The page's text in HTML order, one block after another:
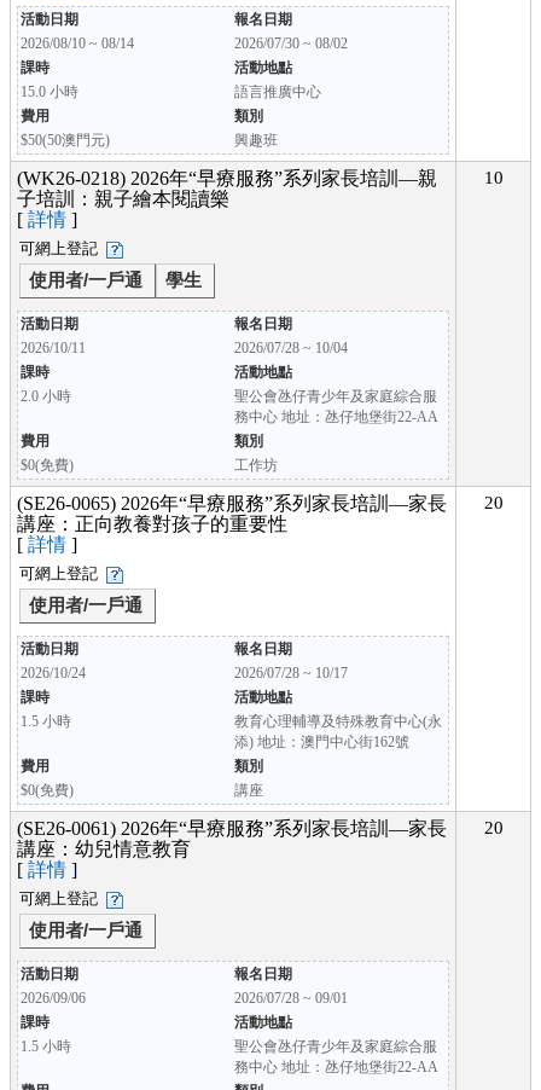
活動日期
報名日期
2026/08/10 ~ 08/14
2026/07/30 ~ 08/02
課時
活動地點
15.0 小時
語言推廣中心
費用
類別
$50(50澳門元)
興趣班
(WK26-0218) 2026年“早療服務”系列家長培訓—親
子培訓：親子繪本閱讀樂
[ 詳情 ]
可網上登記
使用者/一戶通 學生
活動日期
報名日期
2026/10/11
2026/07/28 ~ 10/04
課時
活動地點
2.0 小時
聖公會氹仔青少年及家庭綜合服
務中心 地址：氹仔地堡街22-AA
費用
類別
$0(免費)
工作坊
10
(SE26-0065) 2026年“早療服務”系列家長培訓—家長
講座：正向教養對孩子的重要性
[ 詳情 ]
可網上登記
使用者/一戶通
活動日期
報名日期
2026/10/24
2026/07/28 ~ 10/17
課時
活動地點
1.5 小時
教育心理輔導及特殊教育中心(永
添) 地址：澳門中心街162號
費用
類別
$0(免費)
講座
20
(SE26-0061) 2026年“早療服務”系列家長培訓—家長
講座：幼兒情意教育
[ 詳情 ]
可網上登記
使用者/一戶通
活動日期
報名日期
2026/09/06
2026/07/28 ~ 09/01
課時
活動地點
1.5 小時
聖公會氹仔青少年及家庭綜合服
務中心 地址：氹仔地堡街22-AA
20